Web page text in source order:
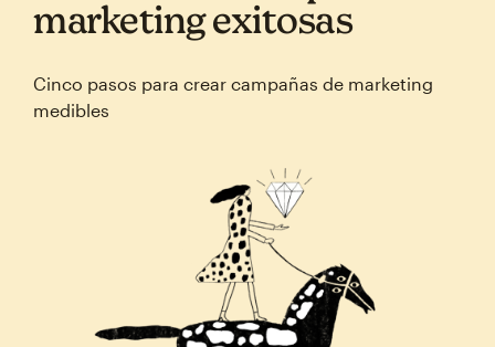
marketing exitosas
Cinco pasos para crear campañas de marketing
medibles